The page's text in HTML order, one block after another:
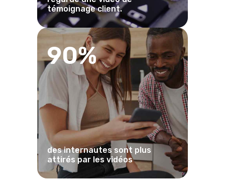
témoignage client.
90%
des internautes sont plus
attirés par les vidéos